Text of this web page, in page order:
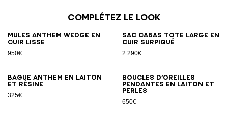
Complétez le look
Mules Anthem Wedge en
cuir lisse
950€
Sac cabas Tote Large en
cuir surpiqué
2.290€
Bague Anthem en laiton
et résine
325€
Boucles d’oreilles
pendantes en laiton et
perles
650€